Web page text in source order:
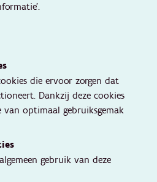
die ervoor zorgen dat
Dankzij deze cookies
optimaal gebruiksgemak
gebruik van deze